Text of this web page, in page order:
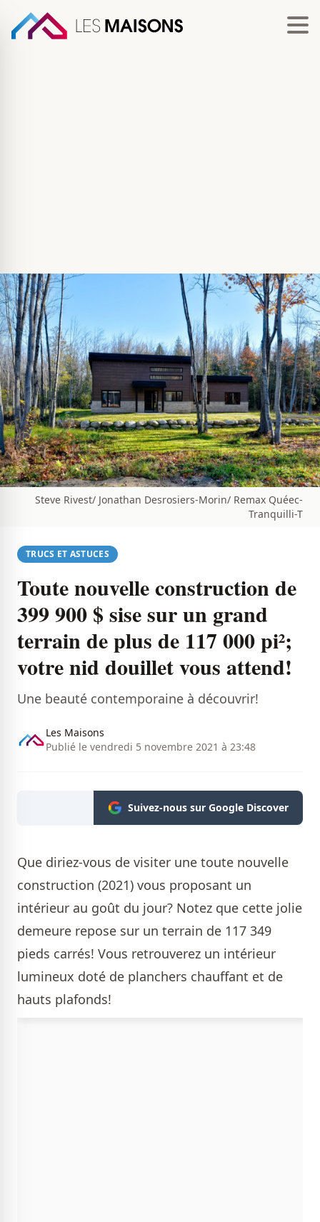
Steve Rivest/ Jonathan Desrosiers-Morin/ Remax Quéec-
Tranquilli-T
TRUCS ET ASTUCES
Toute nouvelle construction de
399 900 $ sise sur un grand
terrain de plus de 117 000 pi²;
votre nid douillet vous attend!
Une beauté contemporaine à découvrir!
Les Maisons
Publié le vendredi 5 novembre 2021 à 23:48
Suivez-nous sur Google Discover
Que diriez-vous de visiter une toute nouvelle
construction (2021) vous proposant un
intérieur au goût du jour? Notez que cette jolie
demeure repose sur un terrain de 117 349
pieds carrés! Vous retrouverez un intérieur
lumineux doté de planchers chauffant et de
hauts plafonds!